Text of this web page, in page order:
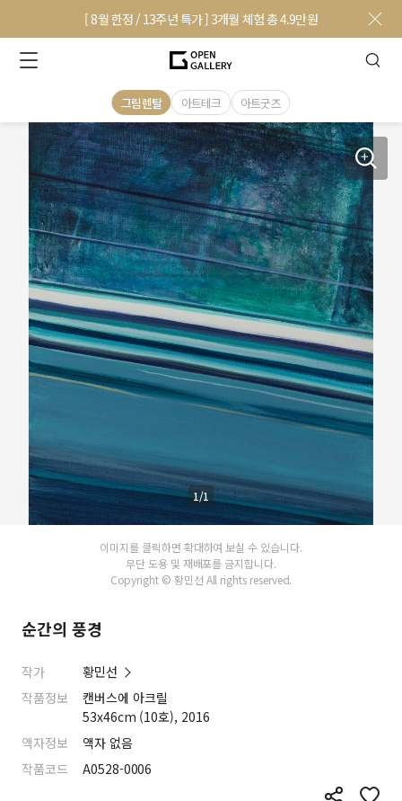
[ 8월 한정 / 13주년 특가 ] 3개월 체험 총 4.9만원
그림렌탈 아트테크 아트굿즈
1/1
이미지를 클릭하면 확대하여 보실 수 있습니다.
무단 도용 및 재배포를 금지합니다.
Copyright © 황민선 All rights reserved.
순간의 풍경
작가
황민선
작품정보
캔버스에 아크릴
53x46cm (10호), 2016
액자정보
액자 없음
작품코드
A0528-0006